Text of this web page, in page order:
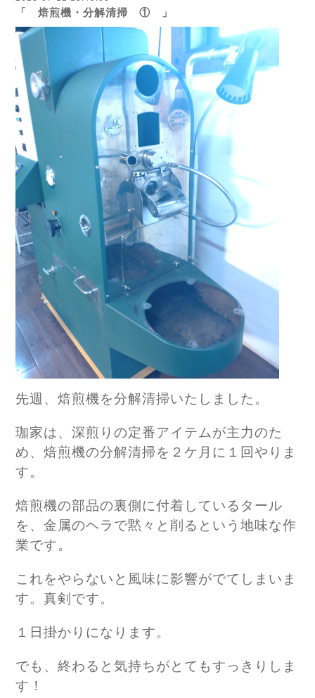
「 焙煎機・分解清掃 ① 」
先週、焙煎機を分解清掃いたしました。
珈家は、深煎りの定番アイテムが主力のた
め、焙煎機の分解清掃を２ケ月に１回やりま
す。
焙煎機の部品の裏側に付着しているタール
を、金属のヘラで黙々と削るという地味な作
業です。
これをやらないと風味に影響がでてしまいま
す。真剣です。
１日掛かりになります。
でも、終わると気持ちがとてもすっきりしま
す！